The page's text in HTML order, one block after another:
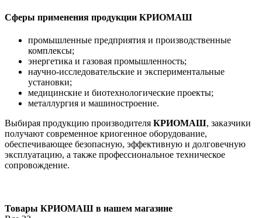
Сферы применения продукции КРИОМАШ
промышленные предприятия и производственные
комплексы;
энергетика и газовая промышленность;
научно-исследовательские и экспериментальные
установки;
медицинские и биотехнологические проекты;
металлургия и машиностроение.
Выбирая продукцию производителя КРИОМАШ, заказчики
получают современное криогенное оборудование,
обеспечивающее безопасную, эффективную и долговечную
эксплуатацию, а также профессиональное техническое
сопровождение.
Товары КРИОМАШ в нашем магазине